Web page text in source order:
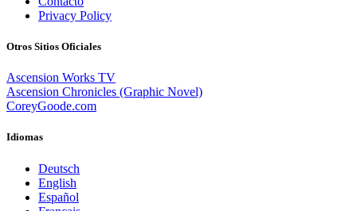
Privacy Policy
Otros Sitios Oficiales
Ascension Works TV
Ascension Chronicles (Graphic Novel)
CoreyGoode.com
Idiomas
Deutsch
English
Español